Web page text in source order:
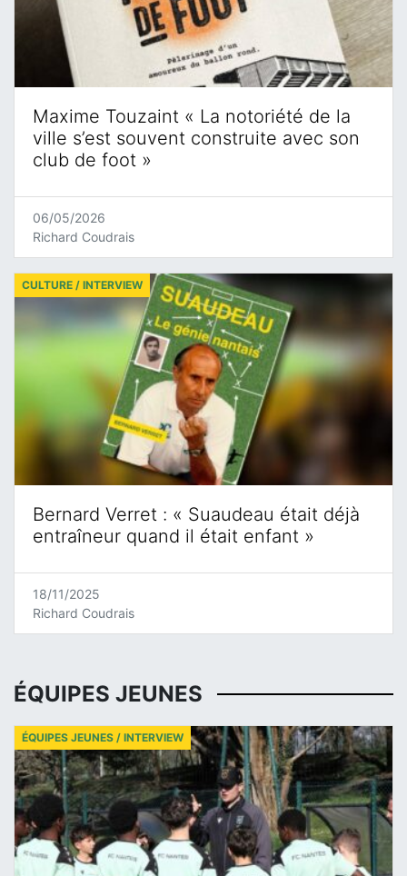
Maxime Touzaint « La notoriété de la
ville s’est souvent construite avec son
club de foot »
06/05/2026
Richard Coudrais
Bernard Verret : « Suaudeau était déjà
entraîneur quand il était enfant »
CULTURE / INTERVIEW
18/11/2025
Richard Coudrais
ÉQUIPES JEUNES
ÉQUIPES JEUNES / INTERVIEW